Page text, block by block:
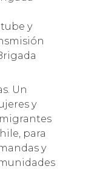
y
Un
y
para
y